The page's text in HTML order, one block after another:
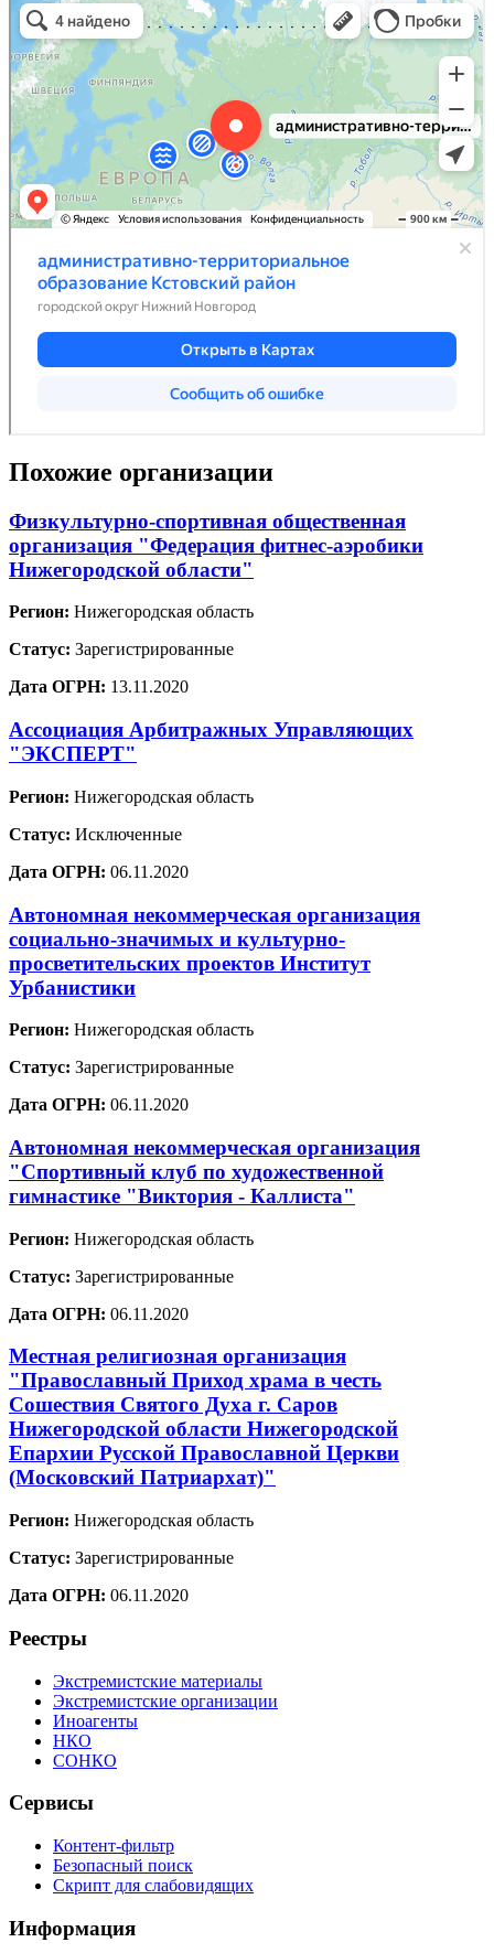
Похожие организации
Физкультурно-спортивная общественная
организация "Федерация фитнес-аэробики
Нижегородской области"
Регион: Нижегородская область
Статус: Зарегистрированные
Дата ОГРН: 13.11.2020
Ассоциация Арбитражных Управляющих
"ЭКСПЕРТ"
Регион: Нижегородская область
Статус: Исключенные
Дата ОГРН: 06.11.2020
Автономная некоммерческая организация
социально-значимых и культурно-
просветительских проектов Институт
Урбанистики
Регион: Нижегородская область
Статус: Зарегистрированные
Дата ОГРН: 06.11.2020
Автономная некоммерческая организация
"Спортивный клуб по художественной
гимнастике "Виктория - Каллиста"
Регион: Нижегородская область
Статус: Зарегистрированные
Дата ОГРН: 06.11.2020
Местная религиозная организация
"Православный Приход храма в честь
Сошествия Святого Духа г. Саров
Нижегородской области Нижегородской
Епархии Русской Православной Церкви
(Московский Патриархат)"
Регион: Нижегородская область
Статус: Зарегистрированные
Дата ОГРН: 06.11.2020
Реестры
Экстремистские материалы
Экстремистские организации
Иноагенты
НКО
СОНКО
Сервисы
Контент-фильтр
Безопасный поиск
Скрипт для слабовидящих
Информация